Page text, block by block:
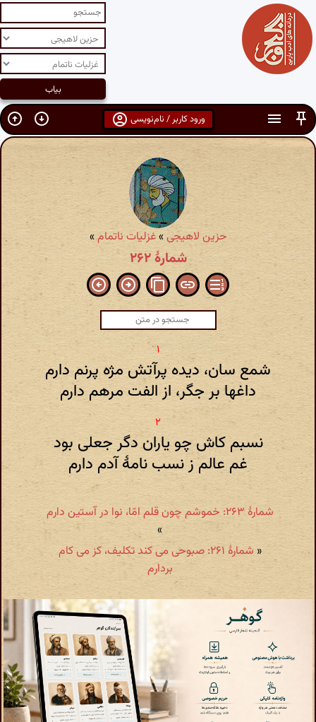
ورود کاربر / نام‌نویسی
حزین لاهیجی»غزلیات ناتمام»
شمارهٔ ۲۶۲
شمع سان، دیده پرآتش مژه پرنم دارم
داغها بر جگر، از الفت مرهم دارم
نسبم کاش چو یاران دگر جعلی بود
غم عالم ز نسب نامهٔ آدم دارم
شمارهٔ ۲۶۳: خموشم چون قلم امّا، نوا در آستین دارم
»
«
شمارهٔ ۲۶۱: صبوحی می کند تکلیف، کز می کام
بردارم